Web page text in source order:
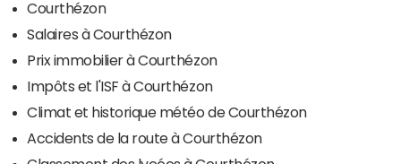
Courthézon
Salaires à Courthézon
Prix immobilier à Courthézon
Impôts et l'ISF à Courthézon
Climat et historique météo de Courthézon
Accidents de la route à Courthézon